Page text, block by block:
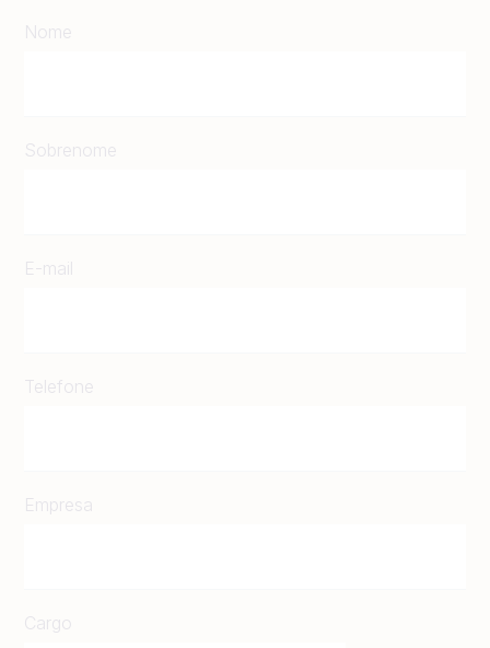
Nome
Sobrenome
E-mail
Telefone
Empresa
Cargo